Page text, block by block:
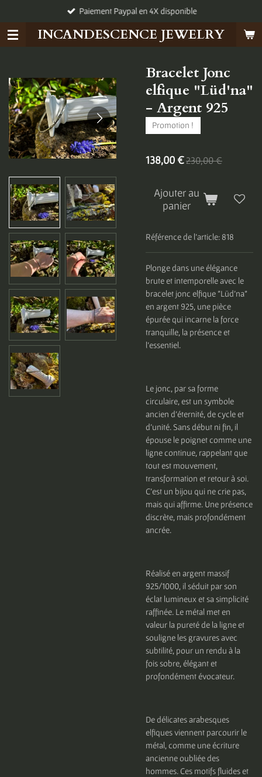
contenuINCANDESCENCE JEWELRY
Paiement Paypal en 4X disponible
Bracelet Jonc
elfique "Lüd'na"
- Argent 925
Promotion !
138,00 €230,00 €
Ajouter au
panier
Référence de l'article: 818
Plonge dans une élégance
brute et intemporelle avec le
bracelet jonc elfique "Lüd’na"
en argent 925, une pièce
épurée qui incarne la force
tranquille, la présence et
l’essentiel.
Le jonc, par sa forme
circulaire, est un symbole
ancien d’éternité, de cycle et
d’unité. Sans début ni fin, il
épouse le poignet comme une
ligne continue, rappelant que
tout est mouvement,
transformation et retour à soi.
C’est un bijou qui ne crie pas,
mais qui affirme. Une présence
discrète, mais profondément
ancrée.
Réalisé en argent massif
925/1000, il séduit par son
éclat lumineux et sa simplicité
raffinée. Le métal met en
valeur la pureté de la ligne et
souligne les gravures avec
subtilité, pour un rendu à la
fois sobre, élégant et
profondément évocateur.
De délicates arabesques
elfiques viennent parcourir le
métal, comme une écriture
ancienne oubliée des
hommes. Ces motifs fluides et